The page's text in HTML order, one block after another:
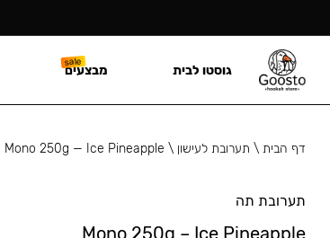
דף הבית\ תערובת לעישון \
Mono 250g — Ice Pineapple
תערובת תה
Mono 250g – Ice Pineapple
גוסטו לבית מבצעים